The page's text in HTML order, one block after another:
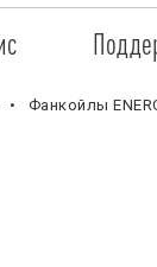
Фанкойлы